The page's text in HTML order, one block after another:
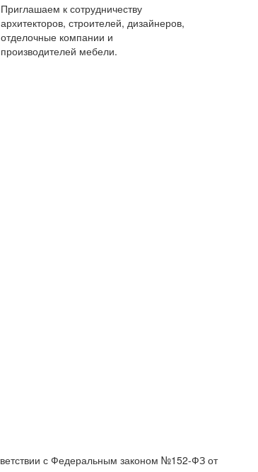
Приглашаем к сотрудничеству
архитекторов, строителей, дизайнеров,
отделочные компании и
производителей мебели.